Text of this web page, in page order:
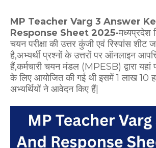
MP Teacher Varg 3 Answer
Response Sheet 2025-मध्यप्रदेश
चयन परीक्षा की उत्तर कुंजी एवं रिस्पांस शीट
है,अभ्यर्थी प्रश्नों के उत्तरों पर ऑनलाइन
हैं,कर्मचारी चयन मंडल (MPESB) द्वारा यहां
के लिए आयोजित की गई थी इसमें 1 लाख 10
अभ्यर्थियों ने आवेदन किए हैं|